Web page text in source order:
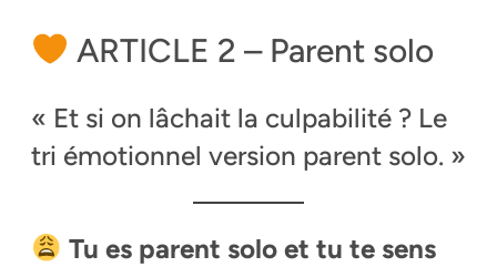
ARTICLE 2 – Parent solo
« Et si on lâchait la culpabilité ? Le
tri émotionnel version parent solo. »
Tu es parent solo et tu te sens